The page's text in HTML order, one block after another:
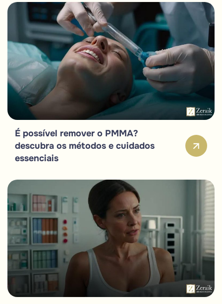
É possível remover o PMMA?
descubra os métodos e cuidados
essenciais